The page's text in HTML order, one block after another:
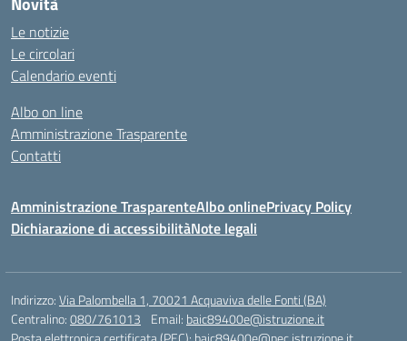
Le notizie
Le circolari
Calendario eventi
Albo on line
Amministrazione Trasparente
Contatti
Amministrazione TrasparenteAlbo onlinePrivacy Policy
Dichiarazione di accessibilitàNote legali
Indirizzo:Via Palombella 1, 70021 Acquaviva delle Fonti (BA)
Centralino:080/761013 Email: baic89400e@istruzione.it